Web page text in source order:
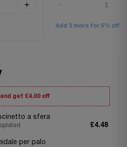
+
Add 3 more for 5% off
get £4.00 off
a sfera
£4.48
per palo